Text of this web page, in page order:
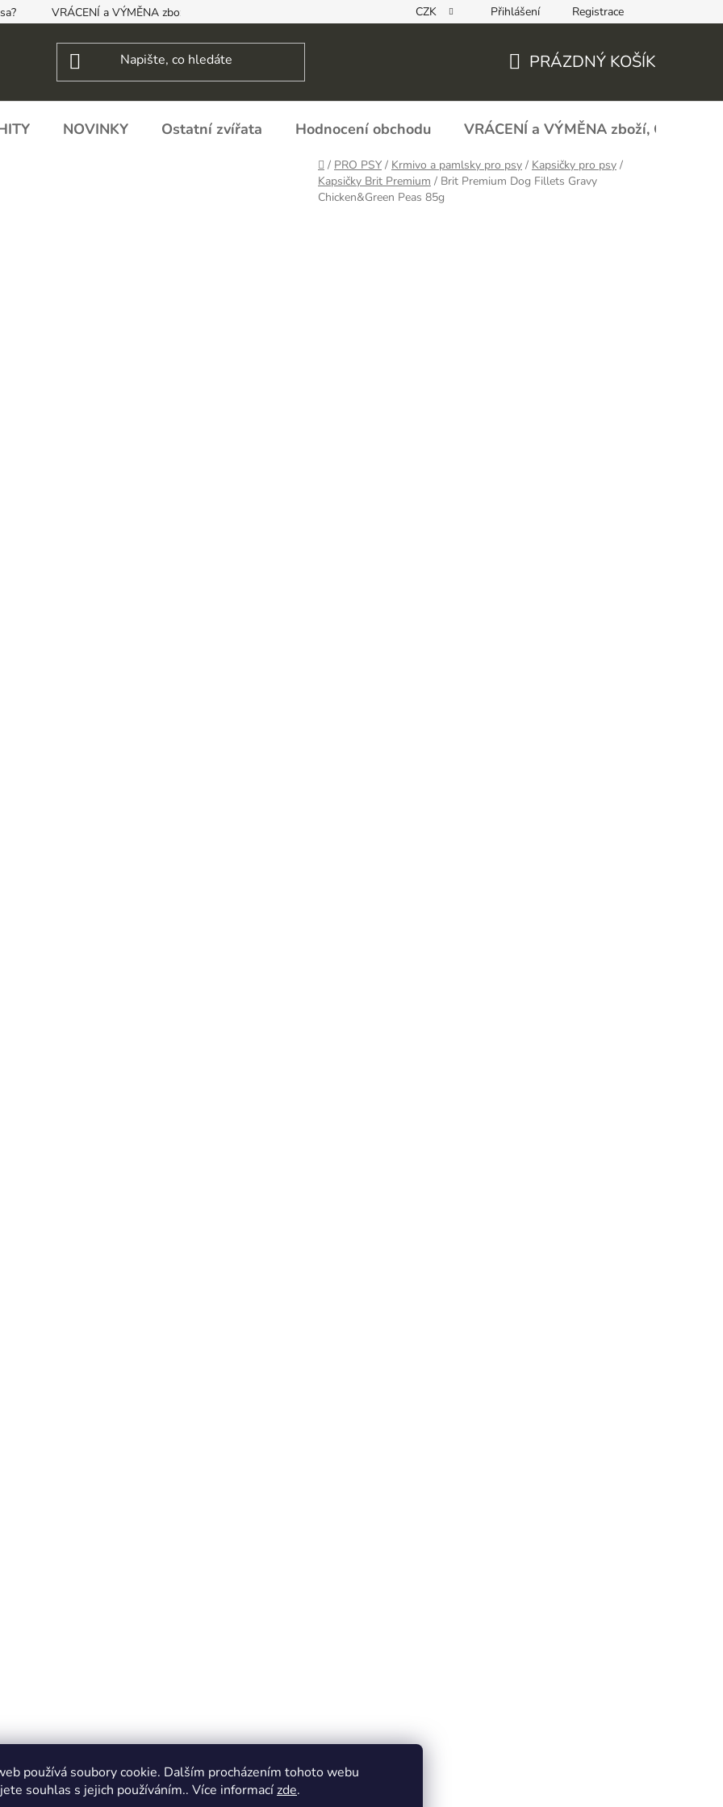
používá soubory cookie. Dalším procházením tohoto webu
souhlas s jejich používáním.. Více informacízde.
VRÁCENÍ a VÝMĚNA zboží, ODSTOUPENÍ OD SMLOUVY REKLAMAČNÍ FORMULÁŘ - zboží s vadou
CZK Přihlášení Registrace
KOŠÍK
PRÁZDNÝ KOŠÍK
NOVINKY Ostatní zvířata Hodnocení obchodu VRÁCENÍ a VÝMĚNA zboží,
Domů
/ PRO PSY / Krmivo a pamlsky pro psy / Kapsičky pro psy /
Kapsičky Brit Premium / Brit Premium Dog Fillets Gravy
Chicken&Green Peas 85g